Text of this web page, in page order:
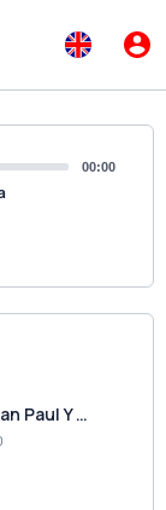
00:00
Paul Y …